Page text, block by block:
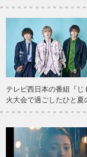
テレビ西日本の番組『
火大会で過ごしたひと